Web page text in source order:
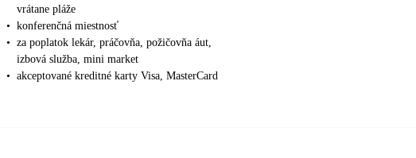
vrátane pláže
• konferenčná miestnosť
• za poplatok lekár, práčovňa, požičovňa áut,
izbová služba, mini market
• akceptované kreditné karty Visa, MasterCard